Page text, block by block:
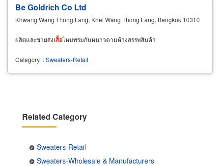
Be Goldrich Co Ltd
Khwang Wang Thong Lang, Khet Wang Thong Lang, Bangkok 10310
ผลิตและขายส่งเสื้อไหมพรมกันหนาวตามห้างสรรพสินค้า
Category :Sweaters-Retail
Related Category
Sweaters-Retail
Sweaters-Wholesale & Manufacturers